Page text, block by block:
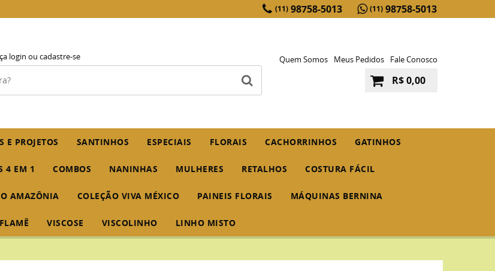
(11) 98758-5013 (11) 98758-5013
login ou cadastre-se Quem Somos Meus Pedidos Fale Conosco
R$ 0,00
E PROJETOS SANTINHOS ESPECIAIS FLORAIS CACHORRINHOS GATINHOS
4 EM 1 COMBOS NANINHAS MULHERES RETALHOS COSTURA FÁCIL
AMAZÔNIA COLEÇÃO VIVA MÉXICO PAINEIS FLORAIS MÁQUINAS BERNINA
VISCOSE VISCOLINHO LINHO MISTO